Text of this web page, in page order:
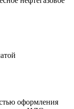
оформления